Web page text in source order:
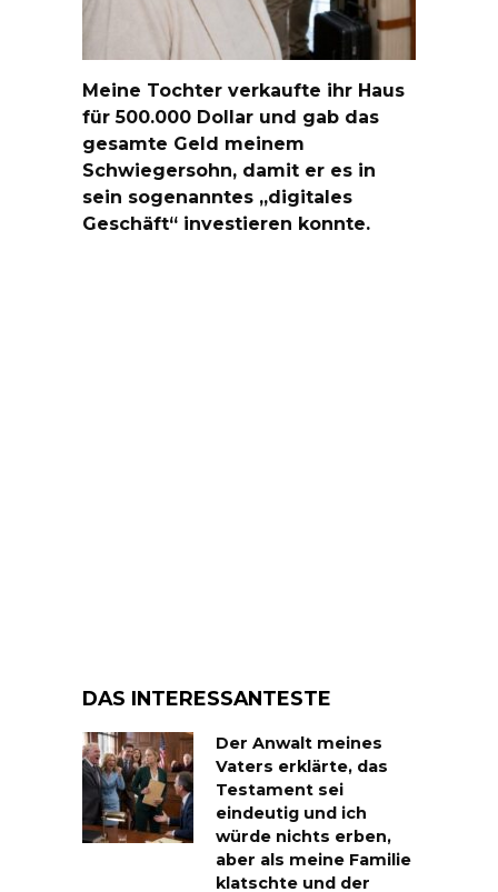
Meine Tochter verkaufte ihr Haus
für 500.000 Dollar und gab das
gesamte Geld meinem
Schwiegersohn, damit er es in
sein sogenanntes „digitales
Geschäft“ investieren konnte.
DAS INTERESSANTESTE
Der Anwalt meines
Vaters erklärte, das
Testament sei
eindeutig und ich
würde nichts erben,
aber als meine Familie
klatschte und der